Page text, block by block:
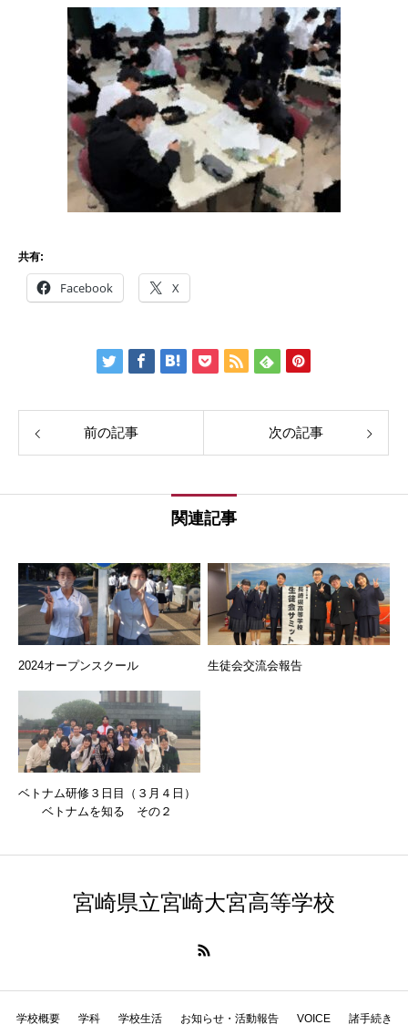
共有:
Facebook X
前の記事 次の記事
関連記事
2024オープンスクール 生徒会交流会報告
ベトナム研修３日目（３月４日）
ベトナムを知る その２
宮崎県立宮崎大宮高等学校
学校概要 学科 学校生活 お知らせ・活動報告 VOICE 諸手続き